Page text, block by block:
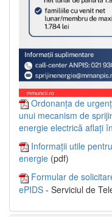
Ordonanța de
unui mecanism de
energie electrică aflați
Informații utile
energie (pdf)
Formular de
ePIDS - Serviciul de